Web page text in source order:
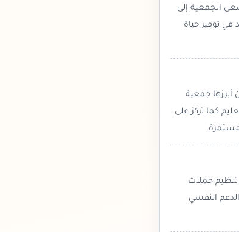
الجمعية إلى
في توفير حياة
أبرزها جمعية
كما تركز على
مستمرة.
تنظيم حملات
النفسي